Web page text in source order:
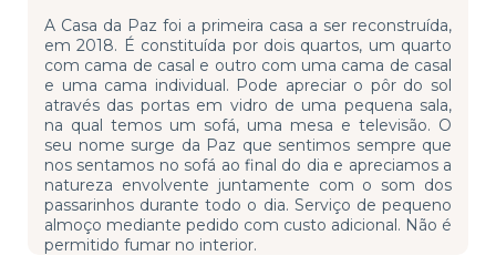
A Casa da Paz foi a primeira casa a ser reconstruída,
em 2018. É constituída por dois quartos, um quarto
com cama de casal e outro com uma cama de casal
e uma cama individual. Pode apreciar o pôr do sol
através das portas em vidro de uma pequena sala,
na qual temos um sofá, uma mesa e televisão. O
seu nome surge da Paz que sentimos sempre que
nos sentamos no sofá ao final do dia e apreciamos a
natureza envolvente juntamente com o som dos
passarinhos durante todo o dia. Serviço de pequeno
almoço mediante pedido com custo adicional. Não é
permitido fumar no interior.